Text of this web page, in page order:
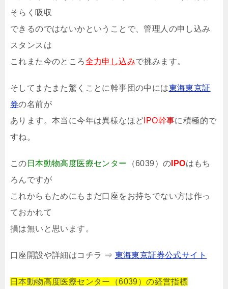
そらく吸収
できるのではないかということで、管理人の申し込み
スタンスは
これまた今のところ全力申し込みで挑みます。
そしてまたまた驚くことに幹事団の中には東海東京証
券の名前が
あります。本当に今年は異様なほど IPO幹事に積極的で
すね。
この 日本動物高度医療センター （6039）の IPOはもち
ろんですが
これからもためにもまだ口座をお持ちでない方は作っ
ておかれて
損は無いと思います。
口座開設や詳細はコチラ ⇒ 東海東京証券公式サイト
日本動物高度医療センター（6039）の経営指標